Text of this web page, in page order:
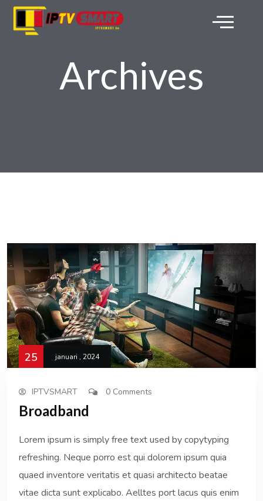
Archives
25 januari , 2024
IPTVSMART 0 Comments
Broadband
Lorem ipsum is simply free text used by copytyping
refreshing. Neque porro est qui dolorem ipsum quia
quaed inventore veritatis et quasi architecto beatae
vitae dicta sunt explicabo. Aelltes port lacus quis enim